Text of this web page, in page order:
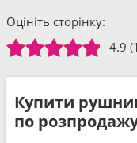
Оцініть сторінку:
4.9
Купити
по